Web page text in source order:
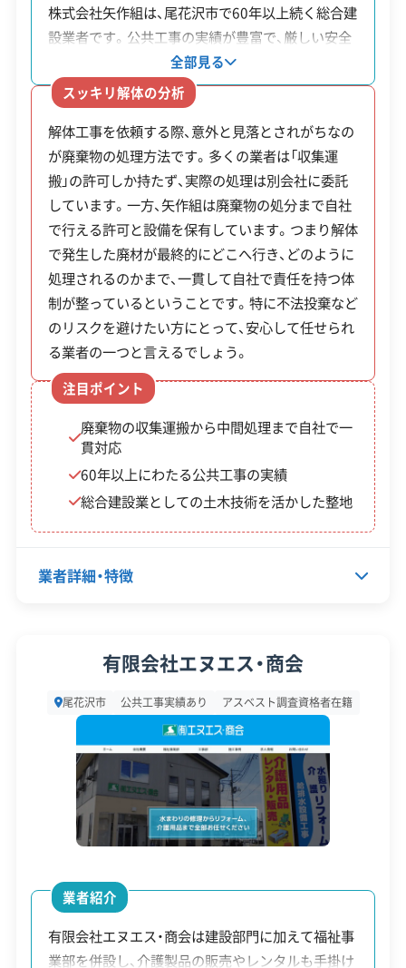
廃棄物処理と分別ルール
市内に大規模な最終処分場がないため、解体で
発生した廃材は東根市や山形市など広域へ運
搬する必要があり、これが運搬コストの一因で
す。
尾花沢市の廃棄物処理は、村山市、東根市、大石田町
と構成する「北村山広域行政事務組合」が中心で、広
域での対応が基本です。解体工事で出るコンクリー
トガラや木くずといった産業廃棄物は、市外の東根
市や山形市、場合によっては県外の処理施設まで運
ばれることが多く、その距離が運搬費に反映されま
す。
村山市にある「エコプラザもみじ」等へ自分で持ち
尾花沢市での解体工事は、特別豪雪
地帯としての気候を理解し、冬の工
事を避けたスケジュールを組むこ
とが大前提です。特に、銀山温泉地
区では「家並保存条例」という特別
最大100万円の補助金を活用しつ
つ、地域に精通した業者を選ぶこと
が成功の鍵です。
対応エリア 山形県
木造
対応業務
産業廃棄物収集運搬業
土木工事業
公式HP 公式サイトを見る
SNS SNSを見る
許可番号
【建設業許可】
山形県知事：第300366号
【産業廃棄物収集運搬業許可】
山形県知事：第00601128243号
全部見る
この解体業者の特徴
験・規模
創業30年以上
公共工事の経験
対応工事
保有資格
建設業許可
現場清掃
顧客対
ビス
自社ホームページ
無料見積もり
建設リサイクル届
株式会社矢作組は、尾花沢市で60年以上続く総合建
設業者です。公共工事の実績が豊富で、厳しい安全
基準が求められる現場を数多く経験しています。同
社の特徴は、解体工事で発生した廃棄物を自社で処
理できる「産業廃棄物処分業許可」を持っている点
です。多くの業者が収集運搬までを担うのに対し、
同社は中間処理までを一貫して自社で管理します。
そのため廃棄物がどのように処理されるかが明確
で、不法投棄などの心配をせずに済みます。
全部見る
スッキリ解体の分析
解体工事を依頼する際、意外と見落とされがちなの
が廃棄物の処理方法です。多くの業者は「収集運
搬」の許可しか持たず、実際の処理は別会社に委託
しています。一方、矢作組は廃棄物の処分まで自社
で行える許可と設備を保有しています。つまり解体
で発生した廃材が最終的にどこへ行き、どのように
処理されるのかまで、一貫して自社で責任を持つ体
制が整っているということです。特に不法投棄など
のリスクを避けたい方にとって、安心して任せられ
る業者の一つと言えるでしょう。
注目ポイント
廃棄物の収集運搬から中間処理まで自社で一
貫対応
60年以上にわたる公共工事の実績
総合建設業としての土木技術を活かした整地
業者詳細・特徴
設立日 1964年
資本金 2,000万円
電話番号 0237-23-2305
営業時間 9:00～19:00
営業日
建物構造 木造 鉄骨造 RC造 内装解体
有限会社エヌエス・商会
尾花沢市 公共工事実績あり アスベスト調査資格者在籍
業者紹介
有限会社エヌエス・商会は建設部門に加えて福祉事
業部を併設し、介護製品の販売やレンタルも手掛け